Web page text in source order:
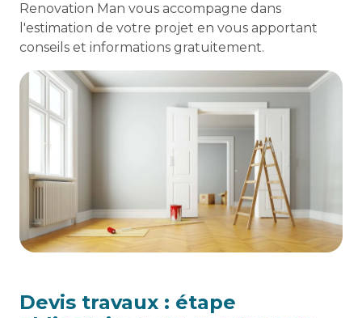
Renovation Man vous accompagne dans
l'estimation de votre projet en vous apportant
conseils et informations gratuitement.
Devis travaux : étape